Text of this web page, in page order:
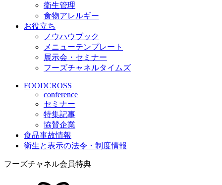
衛生管理
食物アレルギー
お役立ち
ノウハウブック
メニューテンプレート
展示会・セミナー
フーズチャネルタイムズ
FOODCROSS
conference
セミナー
特集記事
協賛企業
食品事故情報
衛生と表示の法令・制度情報
フーズチャネル会員特典